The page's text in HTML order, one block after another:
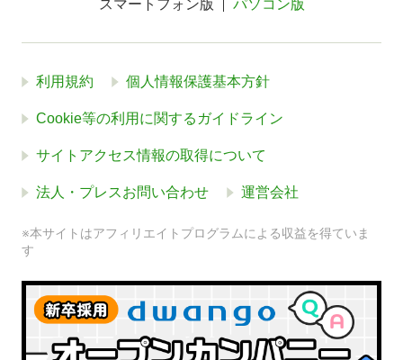
スマートフォン版 パソコン版
利用規約 個人情報保護基本方針
Cookie等の利用に関するガイドライン
サイトアクセス情報の取得について
法人・プレスお問い合わせ 運営会社
※本サイトはアフィリエイトプログラムによる収益を得ていま
す